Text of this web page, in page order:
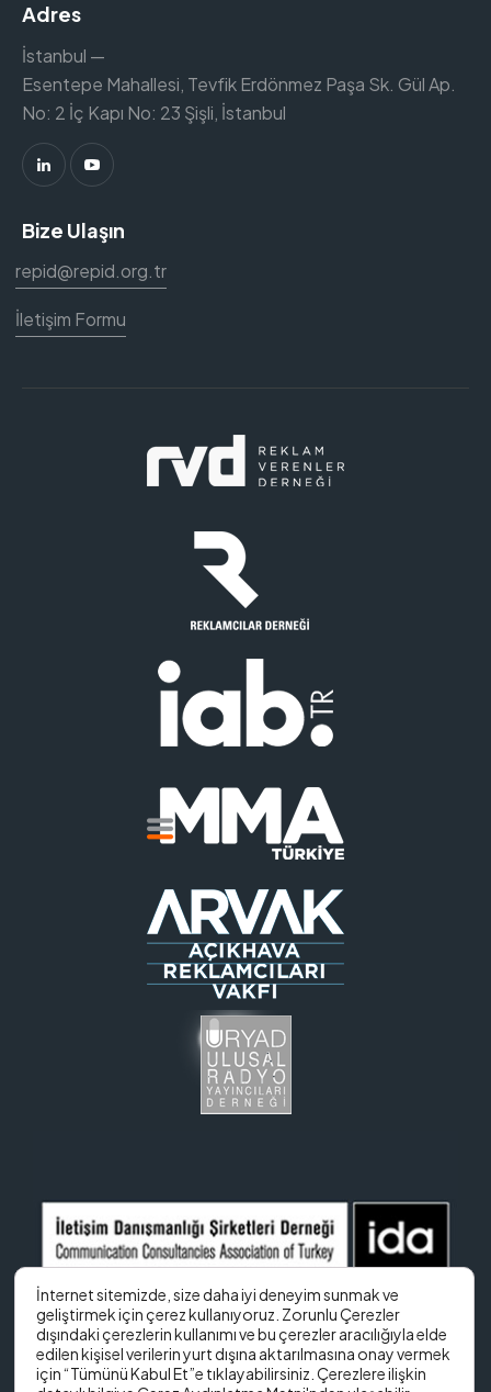
Adres
İstanbul —
Esentepe Mahallesi, Tevfik Erdönmez Paşa Sk. Gül Ap.
No: 2 İç Kapı No: 23 Şişli, İstanbul
Bize Ulaşın
repid@repid.org.tr
İletişim Formu
İnternet sitemizde, size daha iyi deneyim sunmak ve
geliştirmek için çerez kullanıyoruz. Zorunlu Çerezler
dışındaki çerezlerin kullanımı ve bu çerezler aracılığıyla elde
edilen kişisel verilerin yurt dışına aktarılmasına onay vermek
için “Tümünü Kabul Et”e tıklayabilirsiniz. Çerezlere ilişkin